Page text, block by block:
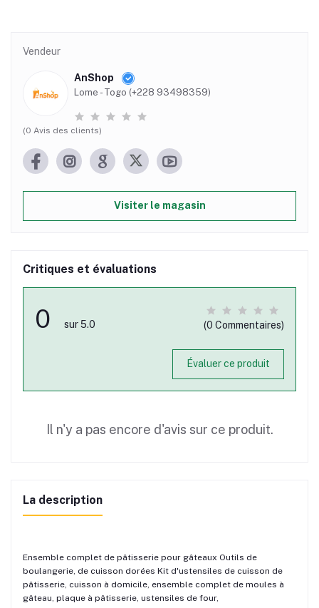
Vendeur
AnShop
Lome - Togo (+228 93498359)
(0 Avis des clients)
Visiter le magasin
Critiques et évaluations
0 sur 5.0 (0 Commentaires)
Évaluer ce produit
Il n'y a pas encore d'avis sur ce produit.
La description
Ensemble complet de pâtisserie pour gâteaux Outils de
boulangerie, de cuisson dorées Kit d'ustensiles de cuisson de
pâtisserie, cuisson à domicile, ensemble complet de moules à
gâteau, plaque à pâtisserie, ustensiles de four,